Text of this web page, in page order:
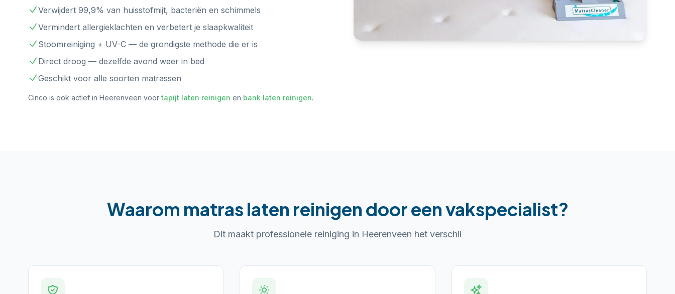
Verwijdert 99,9% van huisstofmijt, bacteriën en schimmels
Vermindert allergieklachten en verbetert je slaapkwaliteit
Stoomreiniging + UV-C — de grondigste methode die er is
Direct droog — dezelfde avond weer in bed
Geschikt voor alle soorten matrassen
Cinco is ook actief in Heerenveen voor tapijt laten reinigen en bank laten reinigen.
Waarom matras laten reinigen door een vakspecialist?
Dit maakt professionele reiniging in Heerenveen het verschil